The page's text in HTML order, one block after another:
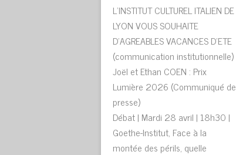
L’INSTITUT CULTUREL ITALIEN DE
LYON VOUS SOUHAITE
D’AGREABLES VACANCES D’ETE
(communication institutionnelle)
Joël et Ethan COEN : Prix
Lumière 2026 (Communiqué de
presse)
Débat | Mardi 28 avril | 18h30 |
Goethe-Institut, Face à la
montée des périls, quelle